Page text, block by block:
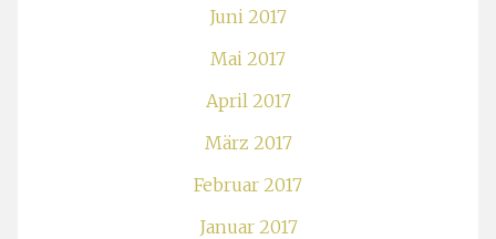
Juni 2017
Mai 2017
April 2017
März 2017
Februar 2017
Januar 2017